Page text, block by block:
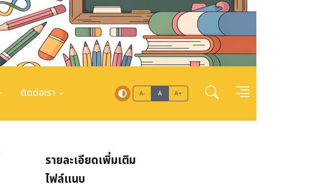
ติดต่อเรา A- A A+
รายละเอียดเพิ่มเติม
ไฟล์แนบ